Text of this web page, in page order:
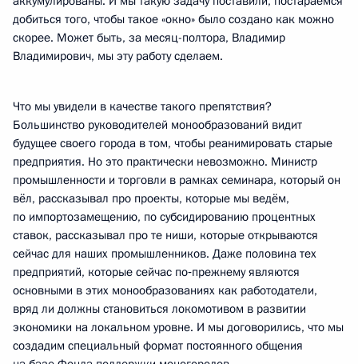
добиться того, чтобы такое «окно» было создано как можно
скорее. Может быть, за месяц-полтора, Владимир
Владимирович, мы эту работу сделаем.
Что мы увидели в качестве такого препятствия?
Большинство руководителей монообразований видит
будущее своего города в том, чтобы реанимировать старые
предприятия. Но это практически невозможно. Министр
промышленности и торговли в рамках семинара, который он
вёл, рассказывал про проекты, которые мы ведём,
по импортозамещению, по субсидированию процентных
ставок, рассказывал про те ниши, которые открываются
сейчас для наших промышленников. Даже половина тех
предприятий, которые сейчас по‑прежнему являются
основными в этих монообразованиях как работодатели,
вряд ли должны становиться локомотивом в развитии
экономики на локальном уровне. И мы договорились, что мы
создадим специальный формат постоянного общения